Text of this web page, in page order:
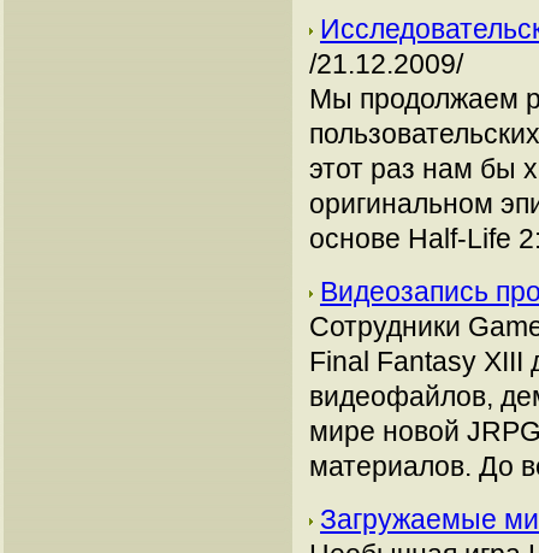
/21.12.2009/
Мы продолжаем
этот раз нам бы
оригинальном
основе Half-Life
Видеозапись
Сотрудники
Final Fantasy XIII
видеофайлов,
мире новой
материалов. До
Загружаемые